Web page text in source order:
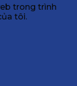
trong trình
tôi.